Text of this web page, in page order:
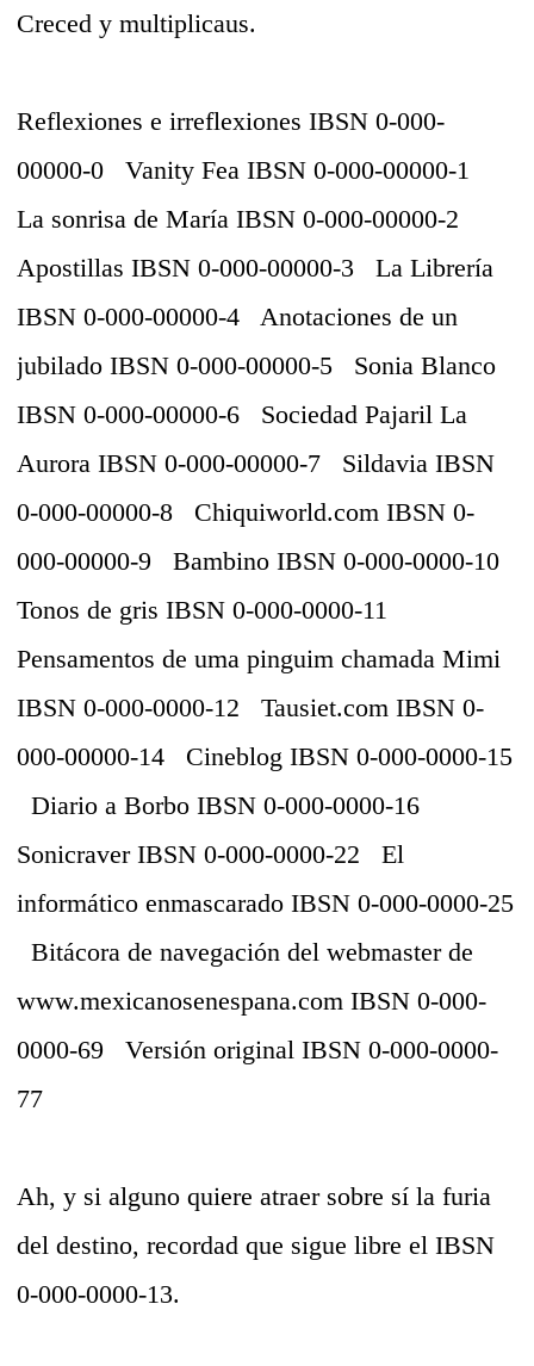
Creced y multiplicaus.
Reflexiones e irreflexiones IBSN 0-000-
00000-0
Vanity Fea IBSN 0-000-00000-1
La sonrisa de María IBSN 0-000-00000-2
Apostillas IBSN 0-000-00000-3
La Librería
IBSN 0-000-00000-4
Anotaciones de un
jubilado IBSN 0-000-00000-5
Sonia Blanco
IBSN 0-000-00000-6
Sociedad Pajaril La
Aurora IBSN 0-000-00000-7 Sildavia IBSN
0-000-00000-8
Chiquiworld.com IBSN 0-
000-00000-9
Bambino IBSN 0-000-0000-10
Tonos de gris IBSN 0-000-0000-11
Pensamentos de uma pinguim chamada Mimi
IBSN 0-000-0000-12
Tausiet.com IBSN 0-
000-00000-14
Cineblog IBSN 0-000-0000-15
Diario a Borbo IBSN 0-000-0000-16
Sonicraver IBSN 0-000-0000-22
El
informático enmascarado IBSN 0-000-0000-25
Bitácora de navegación del webmaster de
www.mexicanosenespana.com IBSN 0-000-
0000-69
Versión original IBSN 0-000-0000-
77
Ah, y si alguno quiere atraer sobre sí la furia
del destino, recordad que sigue libre el IBSN
0-000-0000-13.